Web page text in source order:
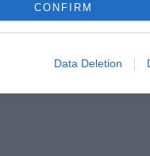
allow Google to send me
identifiers in apps.
CONFIRM
Data Deletion
Kánikula a
lakásban